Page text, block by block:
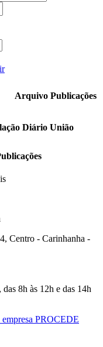
Arquivo Publicações
Diário União
Centro - Carinhanha -
8h às 12h e das 14h